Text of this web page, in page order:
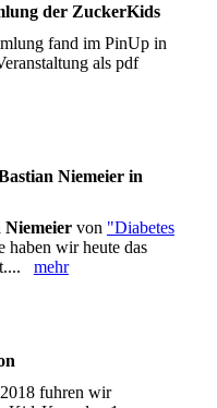
der ZuckerKids
fand im PinUp in
als pdf
Niemeier in
Niemeiervon "Diabetes
haben wir heute das
mehr
fuhren wir